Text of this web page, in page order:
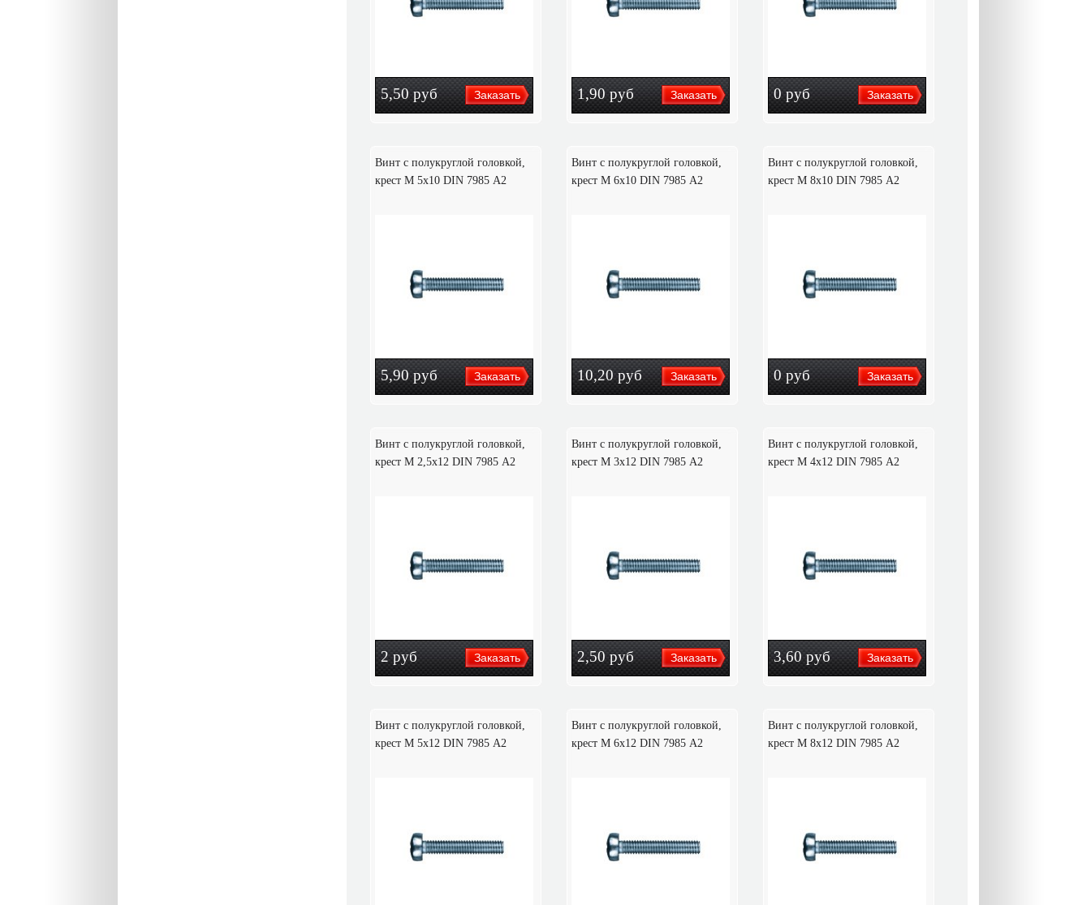
5,50руб 1,90руб 0руб
Винт с полукруглой головкой,
крест M 5х10 DIN 7985 А2
5,90руб
Винт с полукруглой головкой,
крест M 6х10 DIN 7985 А2
10,20руб
Винт с полукруглой головкой,
крест M 8х10 DIN 7985 А2
0руб
Винт с полукруглой головкой,
крест M 2,5х12 DIN 7985 А2
2руб
Винт с полукруглой головкой,
крест M 3х12 DIN 7985 А2
2,50руб
Винт с полукруглой головкой,
крест M 4х12 DIN 7985 А2
3,60руб
Винт с полукруглой головкой,
крест M 5х12 DIN 7985 А2
Винт с полукруглой головкой,
крест M 6х12 DIN 7985 А2
Винт с полукруглой головкой,
крест M 8х12 DIN 7985 А2